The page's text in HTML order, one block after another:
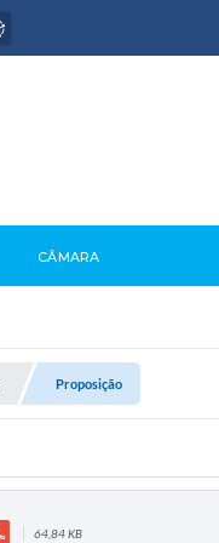
CÂMARA
Proposição
64,84 KB